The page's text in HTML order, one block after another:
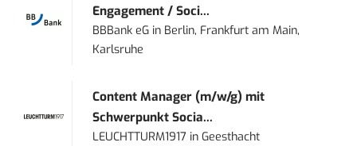
Engagement / Soci...
BBBank eG in Berlin, Frankfurt am Main,
Karlsruhe
Content Manager (m/w/g) mit
Schwerpunkt Socia...
LEUCHTTURM1917 inGeesthacht